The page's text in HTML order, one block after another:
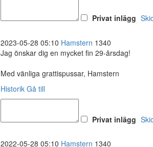
Privat inlägg
2023-05-28 05:10 Hamstern 1340
Jag önskar dig en mycket fin 29-årsdag!
Med vänliga grattispussar, Hamstern
Historik Gå till
Privat inlägg
2022-05-28 05:10 Hamstern 1340